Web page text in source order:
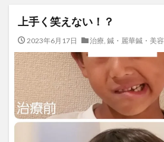
上手く笑えない！？
2023年6月17日 治療, 鍼・麗華鍼・美容